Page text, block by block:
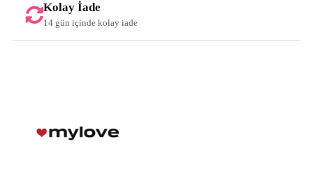
Kolay İade
14 gün içinde kolay iade